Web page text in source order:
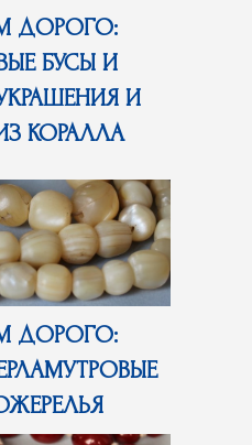
ДОРОГО:
БУСЫ И
И
КОРАЛЛА
ДОРОГО: